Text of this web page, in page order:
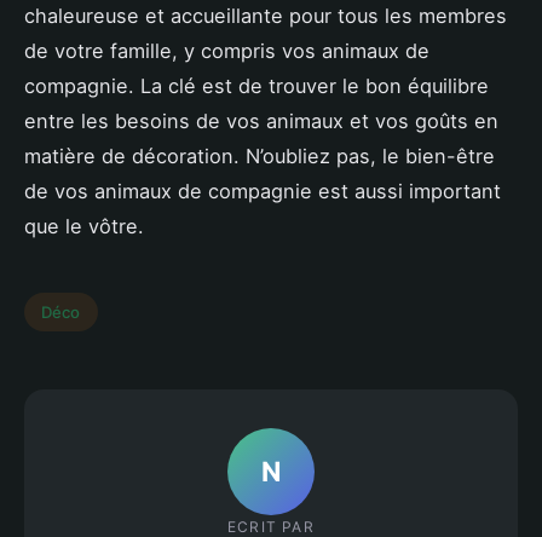
chaleureuse et accueillante pour tous les membres
de votre famille, y compris vos animaux de
compagnie. La clé est de trouver le bon équilibre
entre les besoins de vos animaux et vos goûts en
matière de décoration. N’oubliez pas, le bien-être
de vos animaux de compagnie est aussi important
que le vôtre.
Déco
N
ECRIT PAR